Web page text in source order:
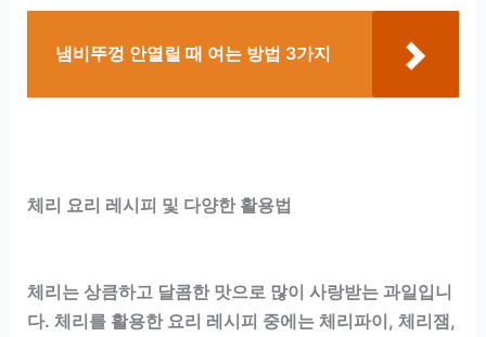
냄비뚜껑 안열릴 때 여는 방법 3가지
체리 요리 레시피 및 다양한 활용법
체리는 상큼하고 달콤한 맛으로 많이 사랑받는 과일입니
다. 체리를 활용한 요리 레시피 중에는 체리파이, 체리잼,